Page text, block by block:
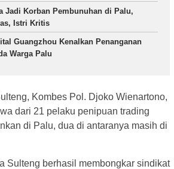
Jadi Korban Pembunuhan di Palu,
Istri Kritis
Guangzhou Kenalkan Penanganan
Warga Palu
Kombes Pol. Djoko Wienartono,
dari 21 pelaku penipuan trading
di Palu, dua di antaranya masih di
Sulteng berhasil membongkar sindikat